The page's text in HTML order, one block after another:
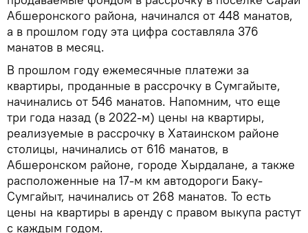
Абшеронского района, начинался от 448 манатов,
а в прошлом году эта цифра составляла 376
манатов в месяц.
В прошлом году ежемесячные платежи за
квартиры, проданные в рассрочку в Сумгайыте,
начинались от 546 манатов. Напомним, что еще
три года назад (в 2022-м) цены на квартиры,
реализуемые в рассрочку в Хатаинском районе
столицы, начинались от 616 манатов, в
Абшеронском районе, городе Хырдалане, а также
расположенные на 17-м км автодороги Баку-
Сумгайыт, начинались от 268 манатов. То есть
цены на квартиры в аренду с правом выкупа растут
с каждым годом.